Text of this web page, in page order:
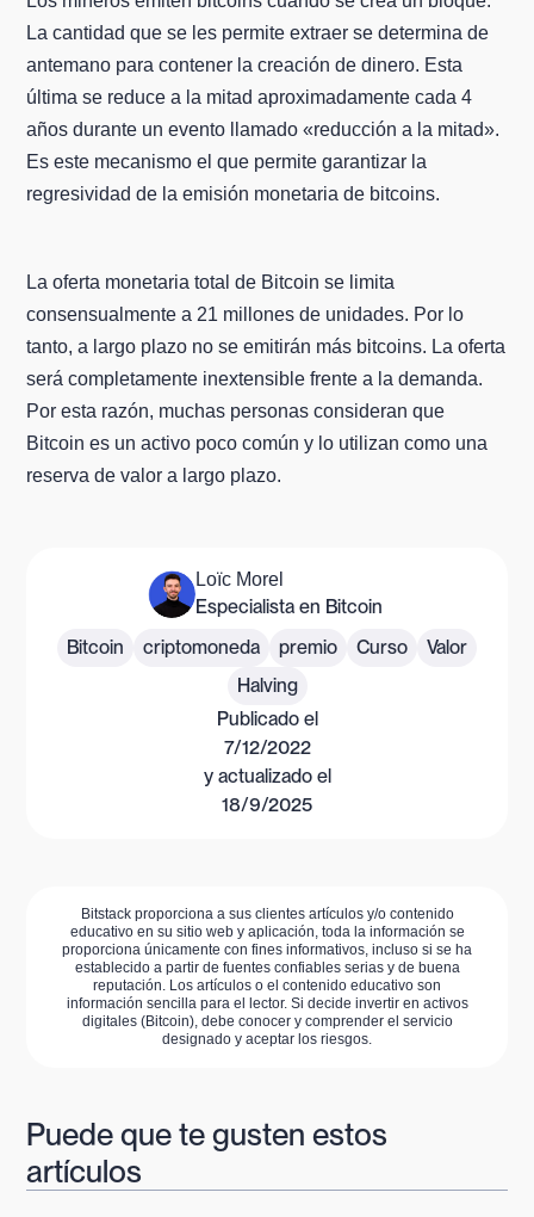
La cantidad que se les permite extraer se determina de
antemano para contener la creación de dinero. Esta
última se reduce a la mitad aproximadamente cada 4
años durante un evento llamado «reducción a la mitad».
Es este mecanismo el que permite garantizar la
regresividad de la emisión monetaria de bitcoins.
La oferta monetaria total de Bitcoin se limita
consensualmente a 21 millones de unidades. Por lo
tanto, a largo plazo no se emitirán más bitcoins. La oferta
será completamente inextensible frente a la demanda.
Por esta razón, muchas personas consideran que
Bitcoin es un activo poco común y lo utilizan como una
reserva de valor a largo plazo.
Loïc Morel
Especialista en Bitcoin
Bitcoin
criptomoneda premio Curso
Valor
Halving
Publicado el
7/12/2022
y actualizado el
18/9/2025
Bitstack proporciona a sus clientes artículos y/o contenido
educativo en su sitio web y aplicación, toda la información se
proporciona únicamente con fines informativos, incluso si se ha
establecido a partir de fuentes confiables serias y de buena
reputación. Los artículos o el contenido educativo son
información sencilla para el lector. Si decide invertir en activos
digitales (Bitcoin), debe conocer y comprender el servicio
designado y aceptar los riesgos.
Puede que te gusten estos
artículos